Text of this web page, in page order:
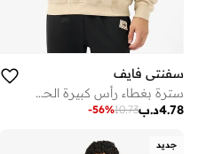
سفنتي فايف
سترة بغطاء رأس كبيرة الحجم مطبوعة
د.ب4.78
10.73
-56%
جديد